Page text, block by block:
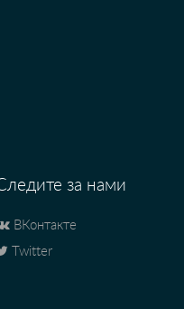
за нами
ВКонтакте
Twitter